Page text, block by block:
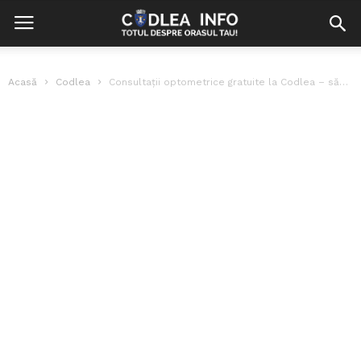
Acasă Codlea Consultații optometrice gratuite la Codlea – săptămâna aceasta